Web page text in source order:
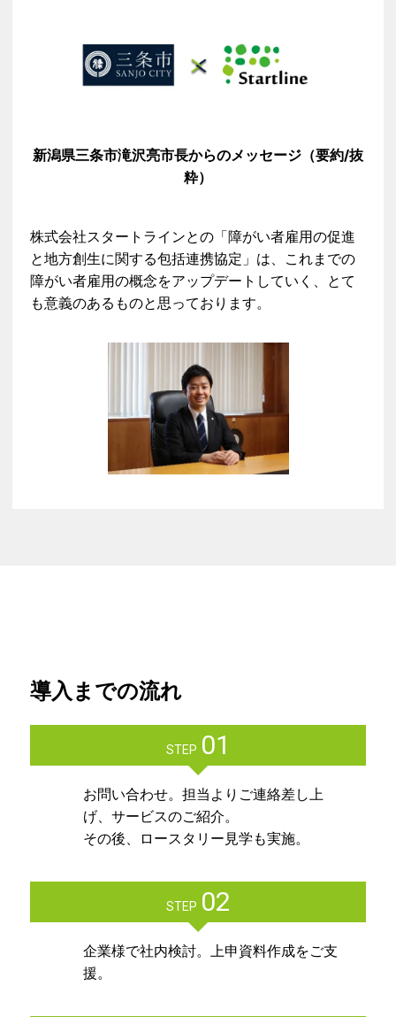
新潟県三条市滝沢亮市長からのメッセージ（要約/抜
粋）​
株式会社スタートラインとの「障がい者雇用の促進
と地方創生に関する包括連携協定」は、これまでの
障がい者雇用の概念をアップデートしていく、とて
も意義のあるものと思っております。​
導入までの流れ
STEP 01
お問い合わせ。担当よりご連絡差し上
げ、サービスのご紹介。
その後、ロースタリー見学も実施。
STEP 02
企業様で社内検討。上申資料作成をご支
援。